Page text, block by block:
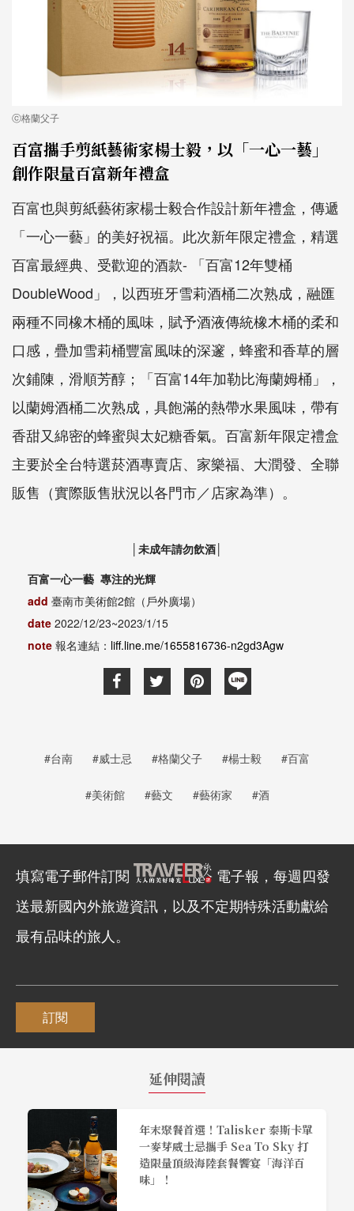
ⓒ格蘭父子
百富攜手剪紙藝術家楊士毅，以「一心一藝」
創作限量百富新年禮盒
百富也與剪紙藝術家楊士毅合作設計新年禮盒，傳遞
「一心一藝」的美好祝福。此次新年限定禮盒，精選
百富最經典、受歡迎的酒款- 「百富12年雙桶
DoubleWood」，以西班牙雪莉酒桶二次熟成，融匯
兩種不同橡木桶的風味，賦予酒液傳統橡木桶的柔和
口感，疊加雪莉桶豐富風味的深邃，蜂蜜和香草的層
次鋪陳，滑順芳醇；「百富14年加勒比海蘭姆桶」，
以蘭姆酒桶二次熟成，具飽滿的熱帶水果風味，帶有
香甜又綿密的蜂蜜與太妃糖香氣。百富新年限定禮盒
主要於全台特選菸酒專賣店、家樂福、大潤發、全聯
販售（實際販售狀況以各門市／店家為準）。
│未成年請勿飲酒│
百富一心一藝 專注的光輝
add 臺南市美術館2館（戶外廣場）
date 2022/12/23~2023/1/15
note 報名連結： liff.line.me/1655816736-n2gd3Agw
#台南 #威士忌 #格蘭父子 #楊士毅 #百富
#美術館 #藝文 #藝術家 #酒
填寫電子郵件訂閱
電子報，每週四發
送最新國內外旅遊資訊，以及不定期特殊活動獻給
最有品味的旅人。
訂閱
延伸閱讀
年末聚餐首選！Talisker 泰斯卡單
一麥芽威士忌攜手 Sea To Sky 打
造限量頂級海陸套餐饗宴「海洋百
味」！